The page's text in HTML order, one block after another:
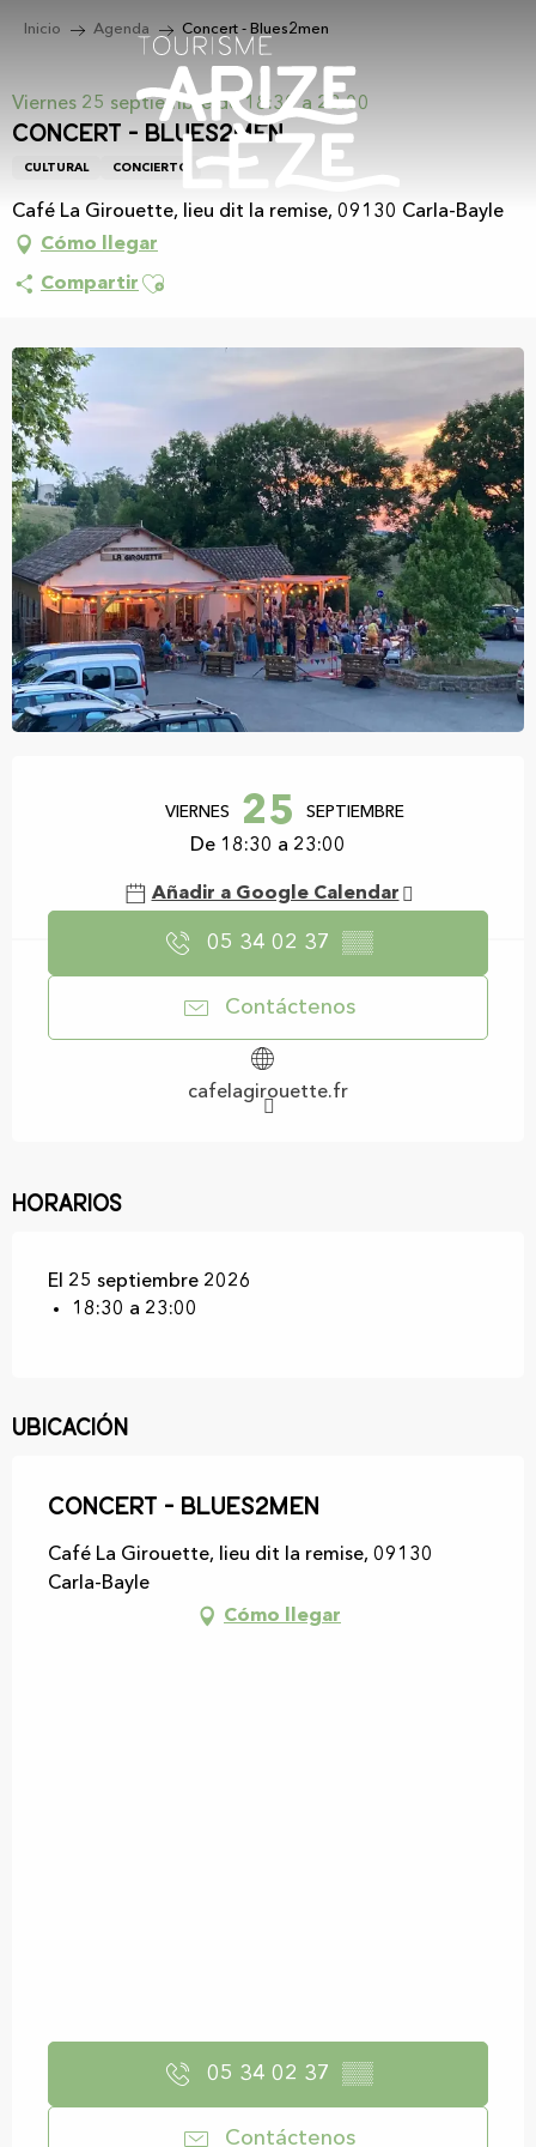
principal
Inicio Agenda Concert - Blues2men
Viernes 25 septiembre de 18:30 a 23:00
Concert - Blues2men
CULTURAL CONCIERTO
Café La Girouette, lieu dit la remise, 09130 Carla-Bayle
Cómo llegar
Compartir Ajouter aux favoris
VIERNES 25 SEPTIEMBRE
De 18:30 a 23:00
Añadir a Google Calendar
05 34 02 37 ▒▒
Contáctenos
cafelagirouette.fr
Horarios
El 25 septiembre 2026
18:30 a 23:00
Ubicación
Concert - Blues2men
Café La Girouette, lieu dit la remise, 09130
Carla-Bayle
Cómo llegar
05 34 02 37 ▒▒
Contáctenos